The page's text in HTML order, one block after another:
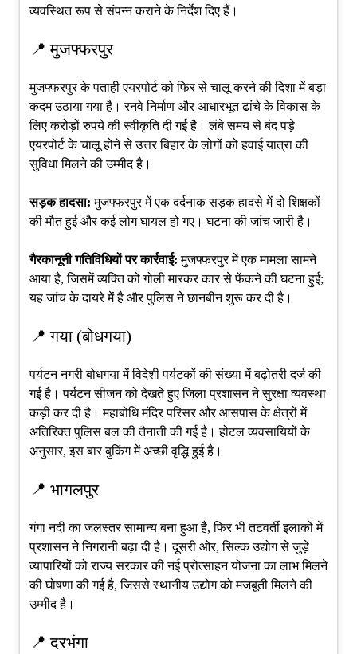
व्यवस्थित रूप से संपन्न कराने के निर्देश दिए हैं।
📍 मुजफ्फरपुर
मुजफ्फरपुर के पताही एयरपोर्ट को फिर से चालू करने की दिशा में बड़ा
कदम उठाया गया है। रनवे निर्माण और आधारभूत ढांचे के विकास के
लिए करोड़ों रुपये की स्वीकृति दी गई है। लंबे समय से बंद पड़े
एयरपोर्ट के चालू होने से उत्तर बिहार के लोगों को हवाई यात्रा की
सुविधा मिलने की उम्मीद है।
सड़क हादसा: मुजफ्फरपुर में एक दर्दनाक सड़क हादसे में दो शिक्षकों
की मौत हुई और कई लोग घायल हो गए। घटना की जांच जारी है।
गैरकानूनी गतिविधियों पर कार्रवाई: मुजफ्फरपुर में एक मामला सामने
आया है, जिसमें व्यक्ति को गोली मारकर कार से फेंकने की घटना हुई;
यह जांच के दायरे में है और पुलिस ने छानबीन शुरू कर दी है।
📍 गया (बोधगया)
पर्यटन नगरी बोधगया में विदेशी पर्यटकों की संख्या में बढ़ोतरी दर्ज की
गई है। पर्यटन सीजन को देखते हुए जिला प्रशासन ने सुरक्षा व्यवस्था
कड़ी कर दी है। महाबोधि मंदिर परिसर और आसपास के क्षेत्रों में
अतिरिक्त पुलिस बल की तैनाती की गई है। होटल व्यवसायियों के
अनुसार, इस बार बुकिंग में अच्छी वृद्धि हुई है।
📍 भागलपुर
गंगा नदी का जलस्तर सामान्य बना हुआ है, फिर भी तटवर्ती इलाकों में
प्रशासन ने निगरानी बढ़ा दी है। दूसरी ओर, सिल्क उद्योग से जुड़े
व्यापारियों को राज्य सरकार की नई प्रोत्साहन योजना का लाभ मिलने
की घोषणा की गई है, जिससे स्थानीय उद्योग को मजबूती मिलने की
उम्मीद है।
📍 दरभंगा